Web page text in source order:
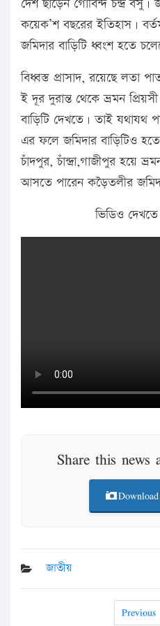
দেশ ছাড়েন গোবিন্দ চন্দ্র বসু।
কয়েক’শ বছরের ইতিহাস।
জমিদার বাড়িটি ধ্বংশ হতে
বিধ্বস্ত প্রাসাদ, রয়েছে লতা
ই দূর দুরান্ত থেকে ভ্রমন
বাড়িটি দেখতে। তাই যথাযথ
এর ফলে জমিদার বাড়িটিও
চাঁদপুর, চাঁন্দ্রা,গাজীপুর হয়ে
আসতে পারেন কড়ৈতলীর
ভিডিও
Share this news
জাতীয়
Previous